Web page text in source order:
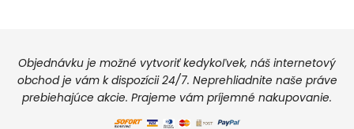
Objednávku je možné vytvoriť kedykoľvek, náš internetový
obchod je vám k dispozícii 24/7. Neprehliadnite naše práve
prebiehajúce akcie. Prajeme vám príjemné nakupovanie.